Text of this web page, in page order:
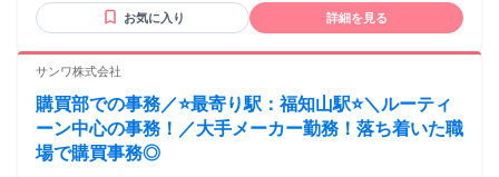
お気に入り 詳細を見る
サンワ株式会社
購買部での事務／⭐️最寄り駅：福知山駅⭐️＼ルーティ
ーン中心の事務！／大手メーカー勤務！落ち着いた職
場で購買事務◎